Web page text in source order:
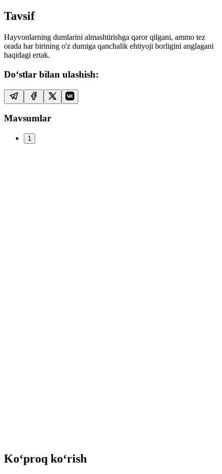
Tavsif
Hayvonlarning dumlarini almashtirishga qaror qilgani, ammo tez
orada har birining o'z dumiga qanchalik ehtiyoji borligini anglagani
haqidagi ertak.
Do‘stlar bilan ulashish:
Mavsumlar
1
Ko‘proq ko‘rish